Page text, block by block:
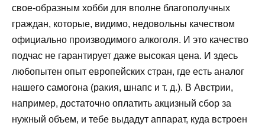
свое-образным хобби для вполне благополучных
граждан, которые, видимо, недовольны качеством
официально производимого алкоголя. И это качество
подчас не гарантирует даже высокая цена. И здесь
любопытен опыт европейских стран, где есть аналог
нашего самогона (ракия, шнапс и т. д.). В Австрии,
например, достаточно оплатить акцизный сбор за
нужный объем, и тебе выдадут аппарат, куда встроен